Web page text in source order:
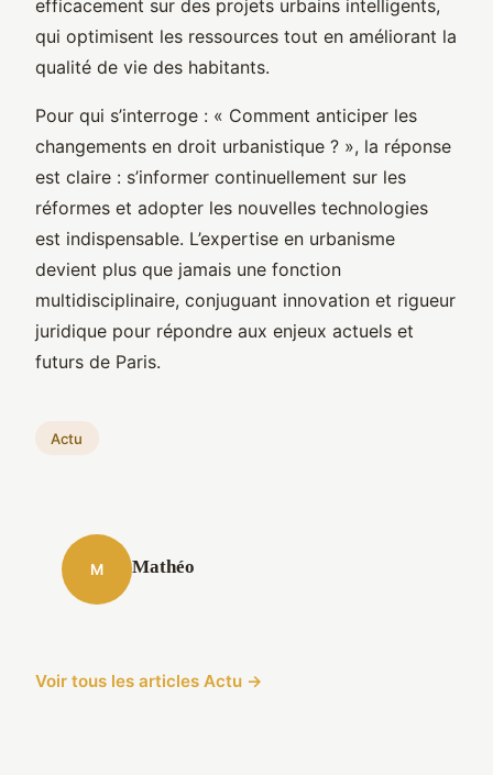
efficacement sur des projets urbains intelligents,
qui optimisent les ressources tout en améliorant la
qualité de vie des habitants.
Pour qui s’interroge : « Comment anticiper les
changements en droit urbanistique ? », la réponse
est claire : s’informer continuellement sur les
réformes et adopter les nouvelles technologies
est indispensable. L’expertise en urbanisme
devient plus que jamais une fonction
multidisciplinaire, conjuguant innovation et rigueur
juridique pour répondre aux enjeux actuels et
futurs de Paris.
Actu
M Mathéo
Voir tous les articles Actu →